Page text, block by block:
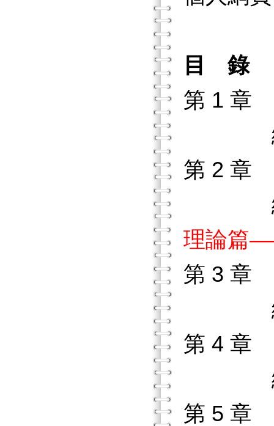
目 錄
第 1
練習
第 2 章
練習
理論篇
第 3 章
練習
第 4 章
練習
第 5 章